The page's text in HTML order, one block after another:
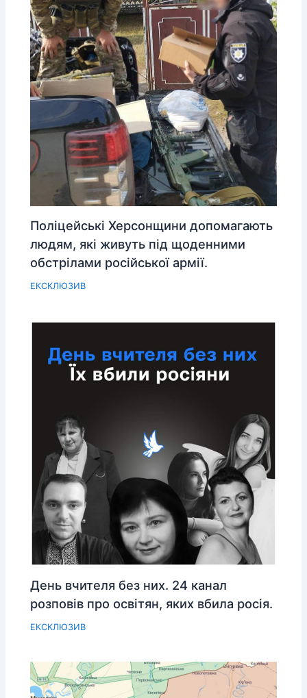
Поліцейські Херсонщини допомагають
людям, які живуть під щоденними
обстрілами російської армії.
ЕКСКЛЮЗИВ
День вчителя без них. 24 канал
розповів про освітян, яких вбила росія.
ЕКСКЛЮЗИВ